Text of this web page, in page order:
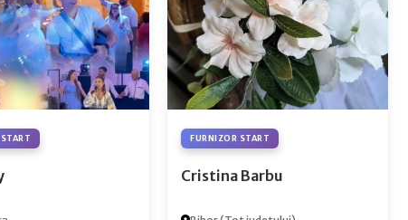
FURNIZOR START
Cristina Barbu